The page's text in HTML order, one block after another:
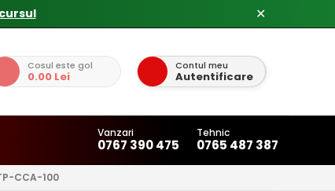
✕
Cosul este gol
0.00 Lei
Contul meu
Autentificare
Vanzari
0767 390 475
Tehnic
0765 487 387
CCA-100